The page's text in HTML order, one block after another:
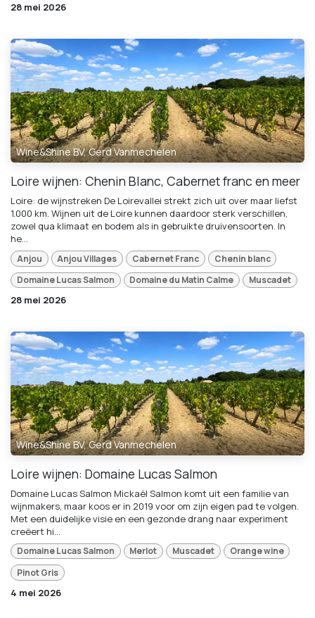
28 mei 2026
Wine&Shine BV, Gerd Vanmechelen
Loire wijnen: Chenin Blanc, Cabernet franc en meer
Loire: de wijnstreken De Loirevallei strekt zich uit over maar liefst
1.000 km. Wijnen uit de Loire kunnen daardoor sterk verschillen,
zowel qua klimaat en bodem als in gebruikte druivensoorten. In
he...
Anjou Anjou Villages Cabernet Franc
Chenin blanc
Domaine Lucas Salmon
Domaine du Matin Calme Muscadet
28 mei 2026
Wine&Shine BV, Gerd Vanmechelen
Loire wijnen: Domaine Lucas Salmon
Domaine Lucas Salmon Mickaël Salmon komt uit een familie van
wijnmakers, maar koos er in 2019 voor om zijn eigen pad te volgen.
Met een duidelijke visie en een gezonde drang naar experiment
creëert hi...
Domaine Lucas Salmon Merlot Muscadet
Orange wine
Pinot Gris
4 mei 2026